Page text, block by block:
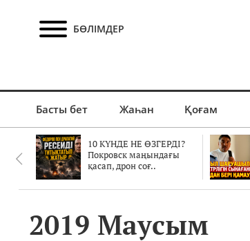
БӨЛІМДЕР
Басты бет Жаһан Қоғам
10 КҮНДЕ НЕ ӨЗГЕРДІ?
Покровск маңындағы
қасап, дрон соғ..
2019 Маусым